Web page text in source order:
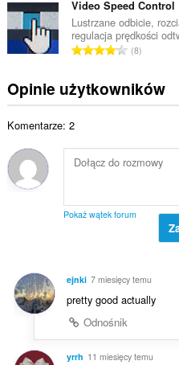
c
e
n
:
z
b
a
c
e
t
a
l
z
b
c
e
:
ł
k
o
w
t
a
c
z
o
:
Video Speed Control
Lustrzane odbicie,
regulacja prędkości
C
k
i
t
i
a
o
c
e
n
:
8
Opinie użytkowników
Komentarze: 2
Pokaż wątek forum
ejnki 7 miesięcy temu
pretty good actually
Odnośnik
yrrh 11 miesięcy temu